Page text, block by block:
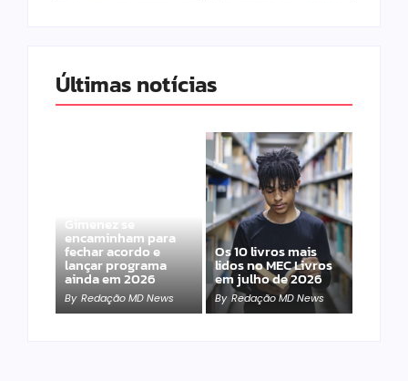
Últimas notícias
Gimenez se
encaminham para
fechar acordo e
lançar programa
ainda em 2026
By Redação MD News
Os 10 livros mais
lidos no MEC Livros
em julho de 2026
By Redação MD News